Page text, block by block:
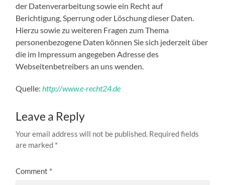
der Datenverarbeitung sowie ein Recht auf
Berichtigung, Sperrung oder Löschung dieser Daten.
Hierzu sowie zu weiteren Fragen zum Thema
personenbezogene Daten können Sie sich jederzeit über
die im Impressum angegeben Adresse des
Webseitenbetreibers an uns wenden.
Quelle: http://www.e-recht24.de
Leave a Reply
Your email address will not be published. Required fields
are marked *
Comment *